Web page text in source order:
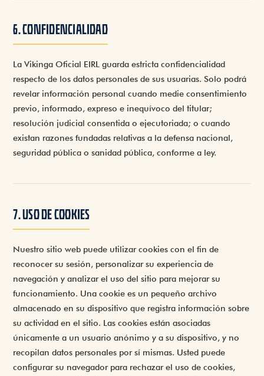
6. CONFIDENCIALIDAD
La Vikinga Oficial EIRL guarda estricta confidencialidad
respecto de los datos personales de sus usuarias. Solo podrá
revelar información personal cuando medie consentimiento
previo, informado, expreso e inequívoco del titular;
resolución judicial consentida o ejecutoriada; o cuando
existan razones fundadas relativas a la defensa nacional,
seguridad pública o sanidad pública, conforme a ley.
7. USO DE COOKIES
Nuestro sitio web puede utilizar cookies con el fin de
reconocer su sesión, personalizar su experiencia de
navegación y analizar el uso del sitio para mejorar su
funcionamiento. Una cookie es un pequeño archivo
almacenado en su dispositivo que registra información sobre
su actividad en el sitio. Las cookies están asociadas
únicamente a un usuario anónimo y a su dispositivo, y no
recopilan datos personales por sí mismas. Usted puede
configurar su navegador para rechazar el uso de cookies,